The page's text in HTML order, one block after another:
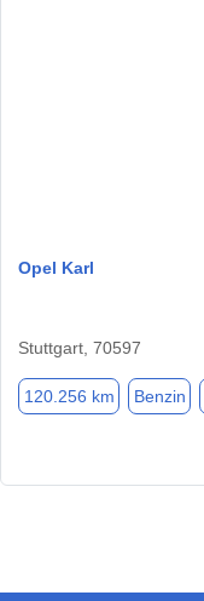
Opel Karl
Stuttgart, 70597
120.256 km Benzin